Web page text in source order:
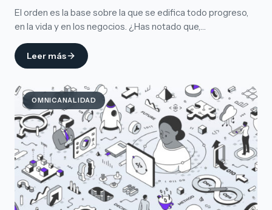
El orden es la base sobre la que se edifica todo progreso,
en la vida y en los negocios. ¿Has notado que,…
Leer más
OMNICANALIDAD